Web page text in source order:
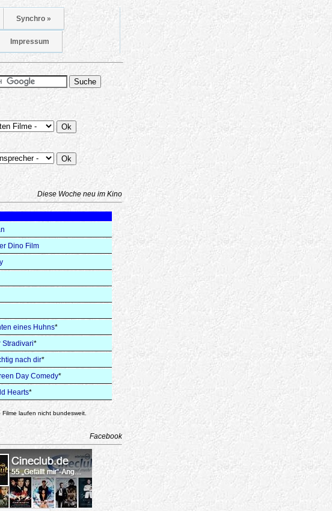
Synchro »
Impressum
Diese Woche neu im Kino
Dino Film
eines Huhns*
Stradivari*
nach dir*
Day Comedy*
Hearts*
Filme laufen nicht bundesweit.
Facebook